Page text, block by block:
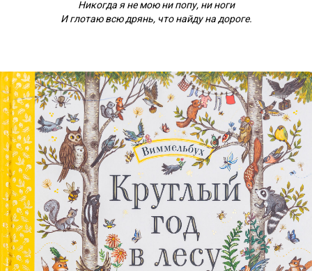
Никогда я не мою ни попу, ни ноги
И глотаю всю дрянь, что найду на дороге.